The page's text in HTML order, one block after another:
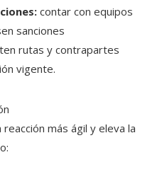
contar con equipos
sanciones
rutas y contrapartes
vigente.
más ágil y eleva la